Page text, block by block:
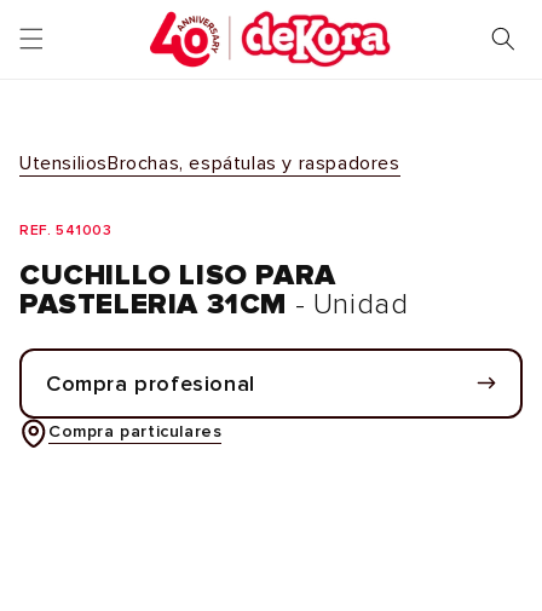
directamente
al contenido
UtensiliosBrochas, espátulas y raspadores
REF. 541003
CUCHILLO LISO PARA
PASTELERIA 31CM - Unidad
Compra profesional
Compra particulares